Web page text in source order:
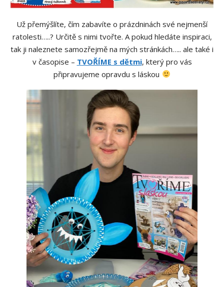
Už přemýšlíte, čím zabavíte o prázdninách své nejmenší
ratolesti…..? Určitě s nimi tvořte. A pokud hledáte inspiraci,
tak ji naleznete samozřejmě na mých stránkách….. ale také i
v časopise – TVOŘÍME s dětmi, který pro vás
připravujeme opravdu s láskou